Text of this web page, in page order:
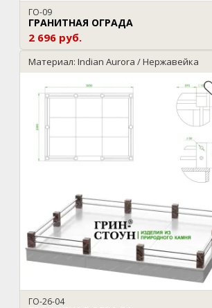
ГО-09
ГРАНИТНАЯ ОГРАДА
2 696 руб.
Материал: Indian Aurora / Нержавейка
ГО-26-04